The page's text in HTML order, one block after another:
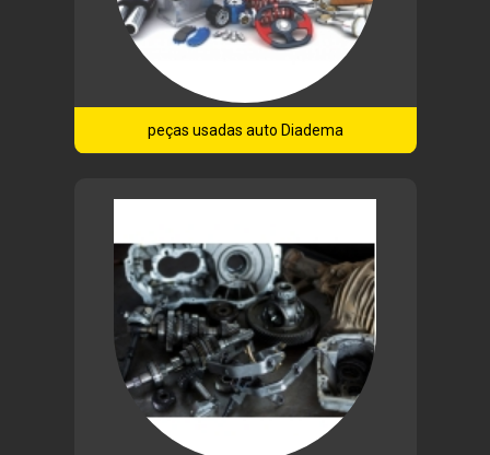
peças usadas auto Diadema